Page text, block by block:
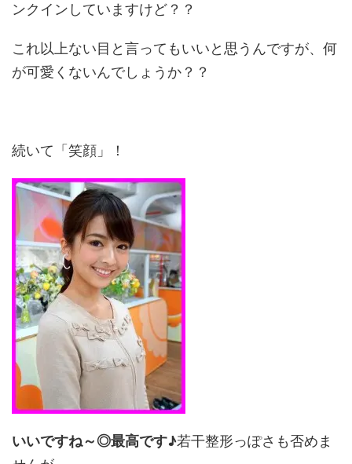
ンクインしていますけど？？
これ以上ない目と言ってもいいと思うんですが、何
が可愛くないんでしょうか？？
続いて「笑顔」！
いいですね～◎最高です♪若干整形っぽさも否めま